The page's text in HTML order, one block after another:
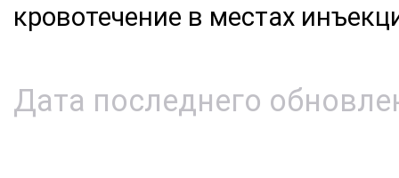
кровотечение в местах
Дата последнего